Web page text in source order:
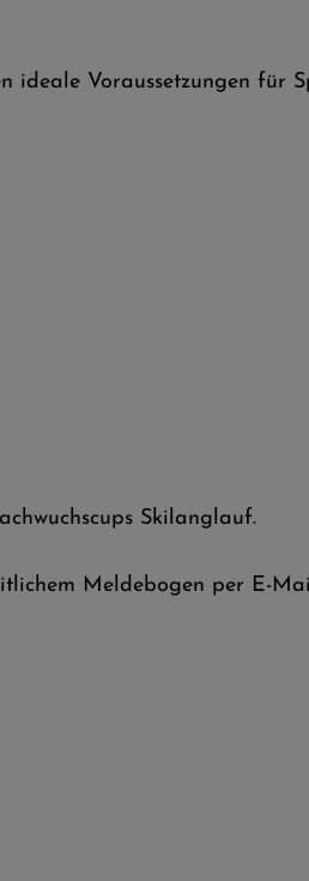
ideale Voraussetzungen für
Skilanglauf.
Meldebogen per E-